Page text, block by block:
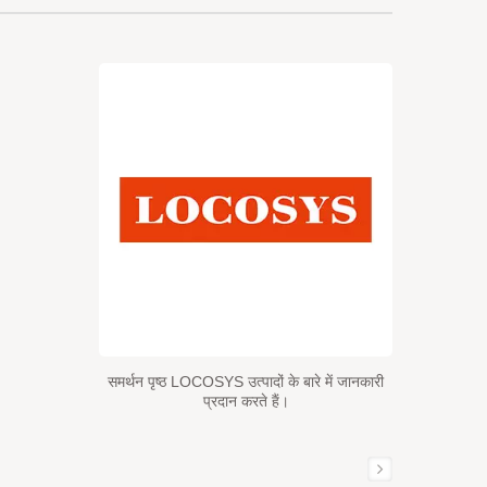
समर्थन पृष्ठ LOCOSYS उत्पादों के बारे में जानकारी
प्रदान करते हैं।